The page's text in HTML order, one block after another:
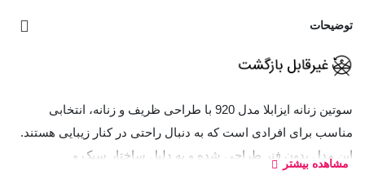
توضیحات
سوتین زنانه ایزابلا مدل 920 با طراحی ظریف و زنانه، انتخابی
مناسب برای افرادی است که به دنبال راحتی در کنار زیبایی هستند.
این مدل بدون فنر طراحی شده و به دلیل ساختار سبک و
مشاهده بیشتر